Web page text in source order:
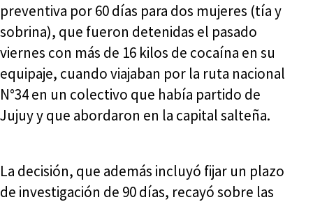
preventiva por 60 días para dos mujeres (tía y
sobrina), que fueron detenidas el pasado
viernes con más de 16 kilos de cocaína en su
equipaje, cuando viajaban por la ruta nacional
N°34 en un colectivo que había partido de
Jujuy y que abordaron en la capital salteña.
La decisión, que además incluyó fijar un plazo
de investigación de 90 días, recayó sobre las